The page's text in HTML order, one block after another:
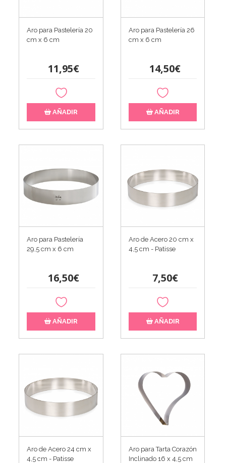
Aro para Pastelería 20
cm x 6 cm
11,95€
AÑADIR
Aro para Pastelería 26
cm x 6 cm
14,50€
AÑADIR
Aro para Pastelería
29,5 cm x 6 cm
16,50€
AÑADIR
Aro de Acero 20 cm x
4,5 cm - Patisse
7,50€
AÑADIR
Aro de Acero 24 cm x
4,5 cm - Patisse
Aro para Tarta Corazón
Inclinado 16 x 4,5 cm